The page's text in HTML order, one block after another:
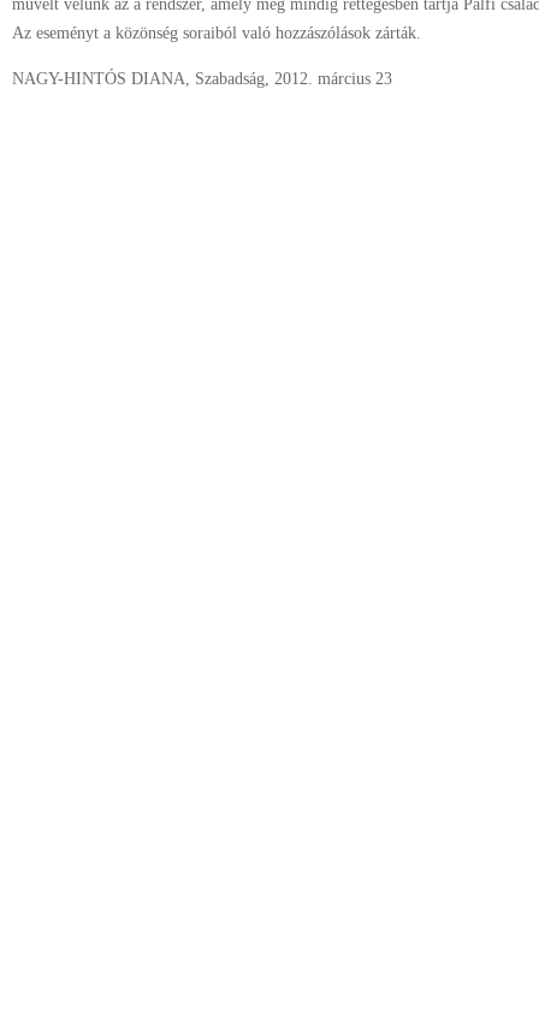
művelt velünk az a rendszer, amely még mindig rettegésben tartja Pálfi
Az eseményt a közönség soraiból való hozzászólások zárták.
NAGY-HINTÓS DIANA, Szabadság, 2012. március 23